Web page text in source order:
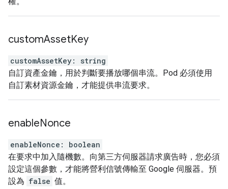
customAssetKey
customAssetKey:
string
自訂資產金鑰，用於判斷要播放哪個串流。Pod 必須使用
自訂素材資源金鑰，才能提供串流要求。
enableNonce
enableNonce :
boolean
在要求中加入隨機數。向第三方伺服器請求廣告時，您必須
設定這個參數，才能將營利信號傳輸至 Google 伺服器。預
設為 false 值。